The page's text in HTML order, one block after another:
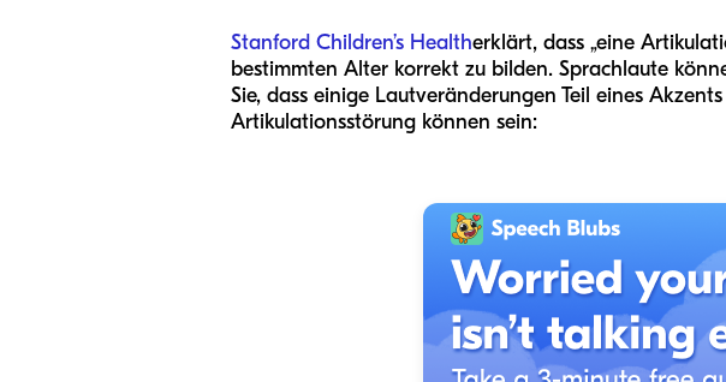
Stanford Children’s Healtherklärt, dass „eine
bestimmten Alter korrekt zu bilden. Sprachlaute
Sie, dass einige Lautveränderungen Teil eines
Artikulationsstörung können sein: